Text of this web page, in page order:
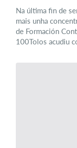
Na última fin de
mais unha
de Formación
100Tolos acudiu